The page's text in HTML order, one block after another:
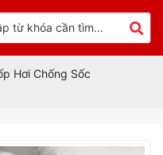
Hơi Chống Sốc